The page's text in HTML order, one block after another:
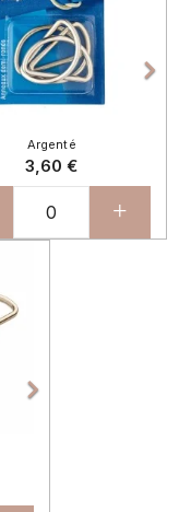

Argenté
3,60 €
+
